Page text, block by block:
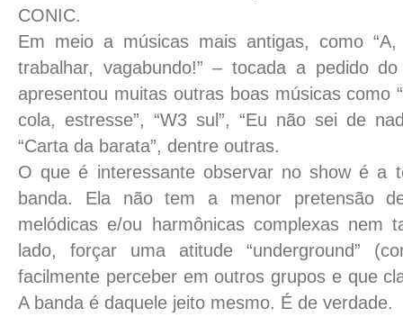
CONIC.
Em meio a músicas mais antigas, como
trabalhar, vagabundo!” – tocada a pedido
apresentou muitas outras boas músicas como
cola, estresse”, “W3 sul”, “Eu não sei de
“Carta da barata”, dentre outras.
O que é interessante observar no show é a
banda. Ela não tem a menor pretensão
melódicas e/ou harmônicas complexas nem
lado, forçar uma atitude “underground”
facilmente perceber em outros grupos e que
A banda é daquele jeito mesmo. É de verdade.